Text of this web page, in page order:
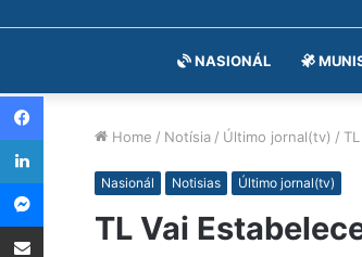
NASIONÁL
Home / Notísia / Último jornal(tv) /
Nasionál Notisias Último jornal(tv)
TL Vai
Facebook
LinkedIn
Messenger